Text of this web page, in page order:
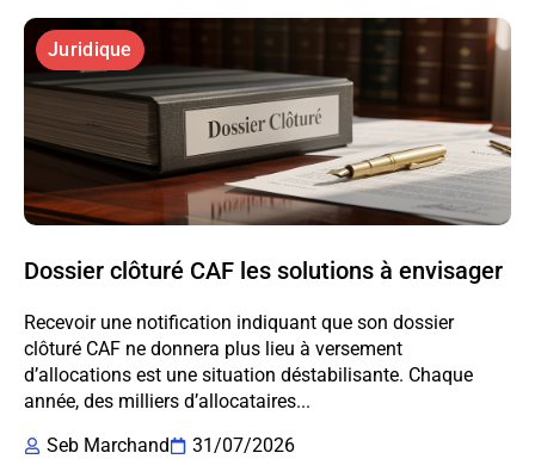
Juridique
Dossier clôturé CAF les solutions à envisager
Recevoir une notification indiquant que son dossier
clôturé CAF ne donnera plus lieu à versement
d’allocations est une situation déstabilisante. Chaque
année, des milliers d’allocataires...
Seb Marchand
31/07/2026